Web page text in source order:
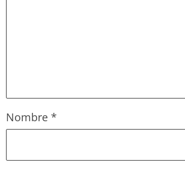
Nombre *